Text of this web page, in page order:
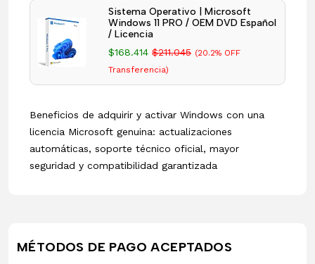
Sistema Operativo | Microsoft
Windows 11 PRO / OEM DVD Español
/ Licencia
$168.414 $211.045 (20.2% OFF
Transferencia)
Beneficios de adquirir y activar Windows con una
licencia Microsoft genuina: actualizaciones
automáticas, soporte técnico oficial, mayor
seguridad y compatibilidad garantizada
MÉTODOS DE PAGO ACEPTADOS